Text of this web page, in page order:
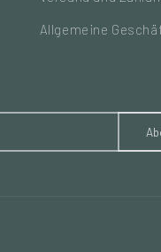
Allgemeine